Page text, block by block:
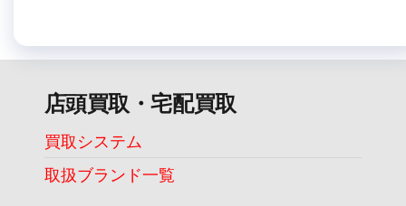
店頭買取・宅配買取
買取システム
取扱ブランド一覧